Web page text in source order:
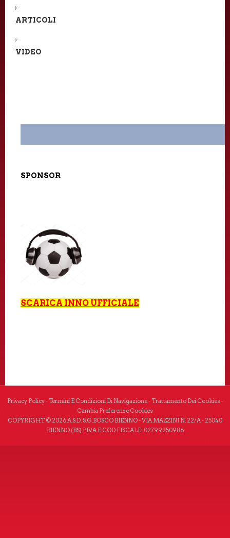
ARTICOLI
VIDEO
SPONSOR
SCARICA INNO UFFICIALE
Privacy Policy- Termini E Condizioni Di Navigazione- Trattamento Dei Cookies -
Cambia Preferenze Cookies
COPYRIGHT © 2026 A.S.D. S.G.BOSCO BIENNO - VIA MAZZINI N. 22/A - 25040
BIENNO (BS) P.IVA E COD.FISCALE: 02799250986